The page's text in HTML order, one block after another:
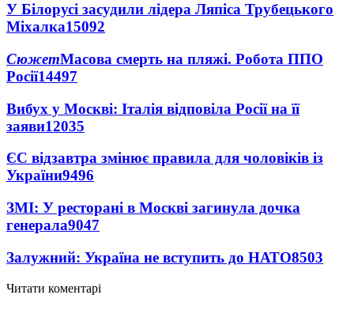
У Білорусі засудили лідера Ляпіса Трубецького
Міхалка15092
СюжетМасова смерть на пляжі. Робота ППО
Росії14497
Вибух у Москві: Італія відповіла Росії на її
заяви12035
ЄС відзавтра змінює правила для чоловіків із
України9496
ЗМІ: У ресторані в Москві загинула дочка
генерала9047
Залужний: Україна не вступить до НАТО8503
Читати коментарі